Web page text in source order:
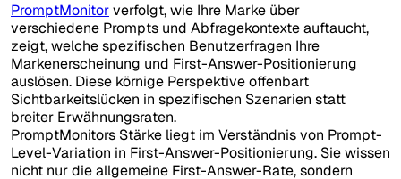
PromptMonitorverfolgt, wie Ihre Marke über
verschiedene Prompts und Abfragekontexte auftaucht,
zeigt, welche spezifischen Benutzerfragen Ihre
Markenerscheinung und First-Answer-Positionierung
auslösen. Diese körnige Perspektive offenbart
Sichtbarkeitslücken in spezifischen Szenarien statt
breiter Erwähnungsraten.
PromptMonitors Stärke liegt im Verständnis von Prompt-
Level-Variation in First-Answer-Positionierung. Sie wissen
nicht nur die allgemeine First-Answer-Rate, sondern